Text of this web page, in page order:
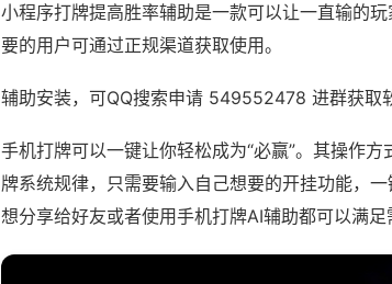
小程序打牌提高胜率辅助是一款可以让一直输的
要的用户可通过正规渠道获取使用。
辅助安装，可QQ搜索申请 549552478 进群获取
手机打牌可以一键让你轻松成为“必赢”。其操作
牌系统规律，只需要输入自己想要的开挂功能，
想分享给好友或者使用手机打牌AI辅助都可以满足